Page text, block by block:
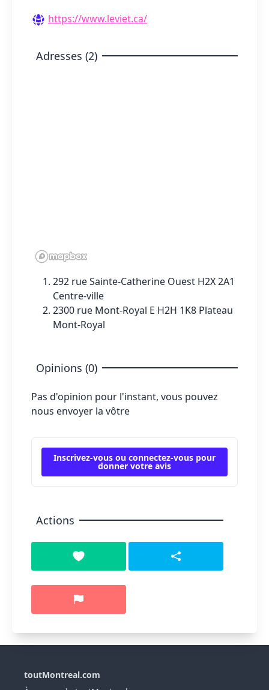
https://www.leviet.ca/
Adresses (2)
292 rue Sainte-Catherine Ouest H2X 2A1
Centre-ville
2300 rue Mont-Royal E H2H 1K8 Plateau
Mont-Royal
Opinions (0)
Pas d'opinion pour l'instant, vous pouvez
nous envoyer la vôtre
Inscrivez-vous ou connectez-vous pour
donner votre avis
Actions
toutMontreal.com